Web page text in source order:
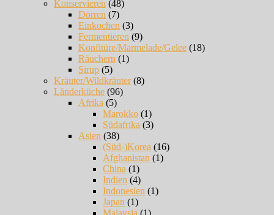
Konservieren (48)
Dörren (7)
Einkochen (3)
Fermentieren (9)
Konfitüre/Marmelade/Gelee (18)
Räuchern (1)
Sirup (5)
Kräuter/Wildkräuter(8)
Länderküche (96)
Afrika (5)
Marokko (1)
Südafrika (3)
Asien (38)
(Süd-)Korea (16)
Afghanistan (1)
China (1)
Indien (4)
Indonesien (1)
Japan (1)
Malaysia (1)